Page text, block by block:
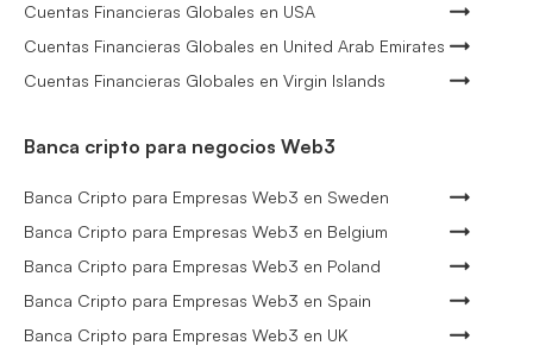
Cuentas Financieras Globales en USA
Cuentas Financieras Globales en United Arab Emirates
Cuentas Financieras Globales en Virgin Islands
Banca cripto para negocios Web3
Banca Cripto para Empresas Web3 en Sweden
Banca Cripto para Empresas Web3 en Belgium
Banca Cripto para Empresas Web3 en Poland
Banca Cripto para Empresas Web3 en Spain
Banca Cripto para Empresas Web3 en UK